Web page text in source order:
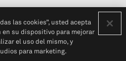
las cookies”, usted acepta
en su dispositivo para mejorar
el uso del mismo, y
para marketing.